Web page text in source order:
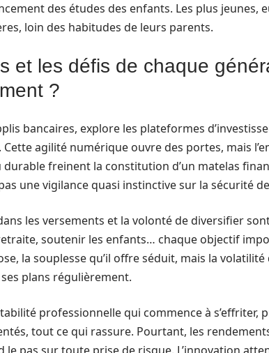
des études des enfants. Les plus jeunes,
loin des habitudes de leurs parents.
et les défis de chaque
?
bancaires, explore les plateformes
agilité numérique ouvre des portes, mais
freinent la constitution d’un matelas
une vigilance quasi instinctive sur la sécurité
les versements et la volonté de diversifier
soutenir les enfants… chaque objectif
la souplesse qu’il offre séduit, mais la
plans régulièrement.
professionnelle qui commence à s’effriter,
tout ce qui rassure. Pourtant, les